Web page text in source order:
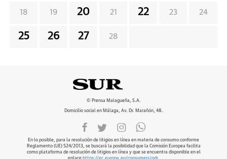
18 19 20 21 22 23 24
25 26 27 28
© Prensa Malagueña, S.A.
Domicilio social en Málaga, Av. Dr. Marañón, 48.
En lo posible, para la resolución de litigios en línea en materia de consumo conforme
Reglamento (UE) 524/2013, se buscará la posibilidad que la Comisión Europea facilita
como plataforma de resolución de litigios en línea y que se encuentra disponible en el